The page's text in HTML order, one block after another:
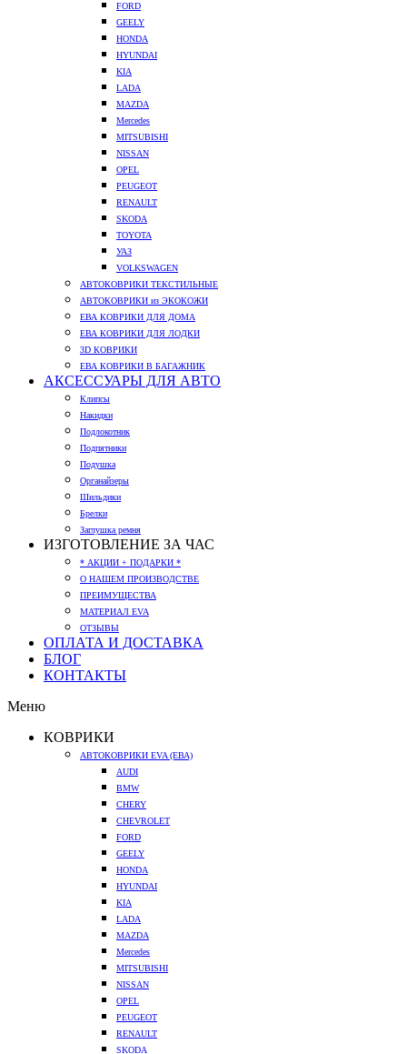
FORD
GEELY
HONDA
HYUNDAI
KIA
LADA
MAZDA
Mercedes
MITSUBISHI
NISSAN
OPEL
PEUGEOT
RENAULT
SKODA
TOYOTA
УАЗ
VOLKSWAGEN
АВТОКОВРИКИ ТЕКСТИЛЬНЫЕ
АВТОКОВРИКИ из ЭКОКОЖИ
ЕВА КОВРИКИ ДЛЯ ДОМА
ЕВА КОВРИКИ ДЛЯ ЛОДКИ
3D КОВРИКИ
ЕВА КОВРИКИ В БАГАЖНИК
АКСЕССУАРЫ ДЛЯ АВТО
Клипсы
Накидки
Подлокотник
Подпятники
Подушка
Органайзеры
Шильдики
Брелки
Заглушка ремня
ИЗГОТОВЛЕНИЕ ЗА ЧАС
* АКЦИИ + ПОДАРКИ *
О НАШЕМ ПРОИЗВОДСТВЕ
ПРЕИМУЩЕСТВА
МАТЕРИАЛ EVA
ОТЗЫВЫ
ОПЛАТА И ДОСТАВКА
БЛОГ
КОНТАКТЫ
Меню
КОВРИКИ
АВТОКОВРИКИ EVA (ЕВА)
AUDI
BMW
CHERY
CHEVROLET
FORD
GEELY
HONDA
HYUNDAI
KIA
LADA
MAZDA
Mercedes
MITSUBISHI
NISSAN
OPEL
PEUGEOT
RENAULT
SKODA